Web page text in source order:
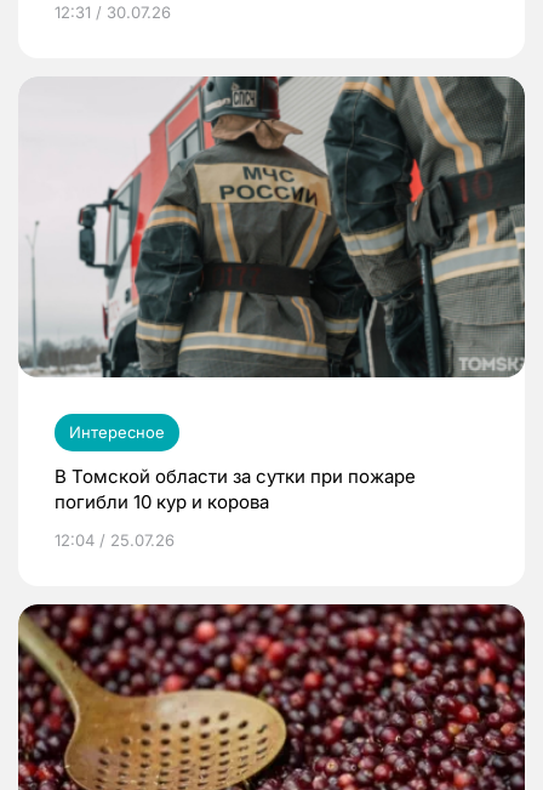
12:31 / 30.07.26
Интересное
В Томской области за сутки при пожаре
погибли 10 кур и корова
12:04 / 25.07.26